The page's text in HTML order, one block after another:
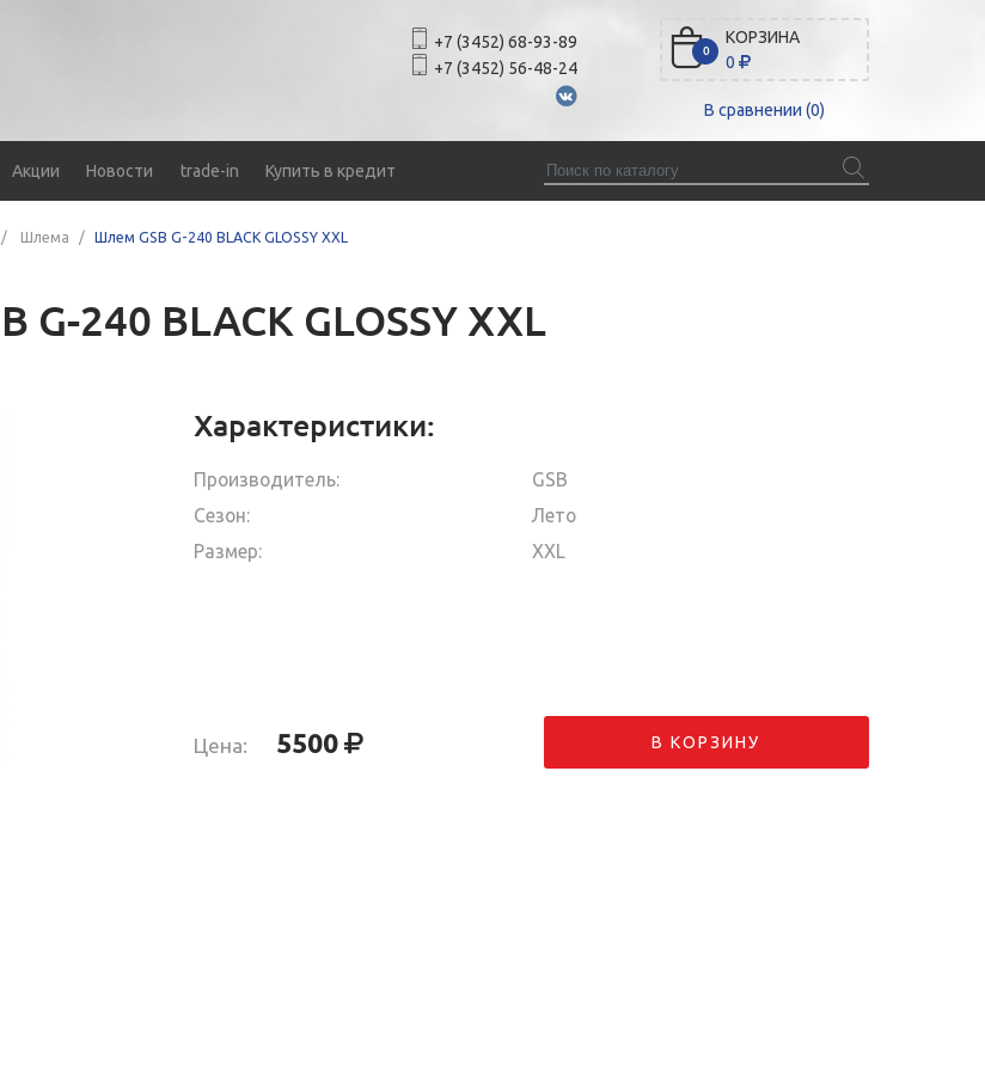
+7 (3452) 68-93-89
+7 (3452) 56-48-24
0
КОРЗИНА
0
В сравнении (0)
Акции Новости trade-in Купить в кредит
Шлема Шлем GSB G-240 BLACK GLOSSY XXL
G-240 BLACK GLOSSY XXL
Характеристики:
Производитель:
GSB
Сезон:
Лето
Размер:
XXL
Цена: 5500 В КОРЗИНУ